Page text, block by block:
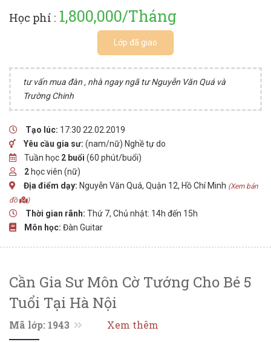
Học phí : 1,800,000/Tháng
Lớp đã giao
tư vấn mua đàn , nhà ngay ngã tư Nguyễn Văn Quá và
Trường Chinh
Tạo lúc: 17:30 22.02.2019
Yêu cầu gia sư: (nam/nữ) Nghề tự do
Tuần học 2 buổi (60 phút/buổi)
2học viên (nữ)
Địa điểm dạy: Nguyễn Văn Quá, Quận 12, Hồ Chí Minh (Xem bản
đồ
)
Thời gian rãnh: Thứ 7, Chủ nhật: 14h đến 15h
Môn học: Đàn Guitar
Cần Gia Sư Môn Cờ Tướng Cho Bé 5
Tuổi Tại Hà Nội
Mã lớp: 1943 Xem thêm